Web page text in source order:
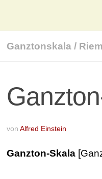
Ganztonskala /
von Alfred Einstein
Ganzton-Skala